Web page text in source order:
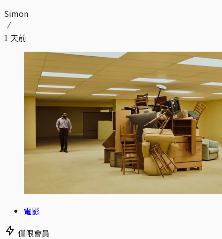
Simon
1 天前
電影
僅限會員